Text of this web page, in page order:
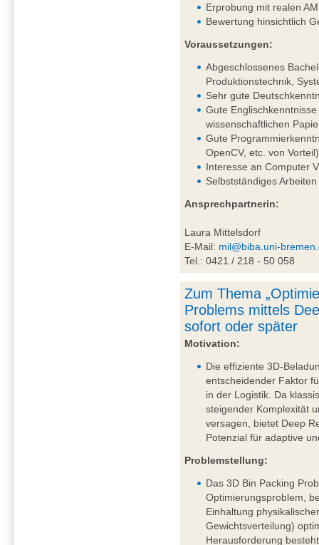
Erprobung mit realen
Bewertung hinsichtlich
Voraussetzungen:
Abgeschlossenes
Produktionstechnik,
Sehr gute
Gute
wissenschaftlichen
Gute
OpenCV, etc. von Vorteil)
Interesse an Computer
Selbstständiges
Ansprechpartnerin:
Laura Mittelsdorf
E-Mail: mil@biba.uni-
Tel.: 0421 / 218 - 50 058
Zum Thema
Problems mittels
sofort oder später
Motivation:
Die effiziente 3D-
entscheidender Faktor
in der Logistik. Da
steigender Komplexität
versagen, bietet Deep
Potenzial für adaptive
Problemstellung:
Das 3D Bin Packing
Optimierungsproblem,
Einhaltung
Gewichtsverteilung)
Herausforderung